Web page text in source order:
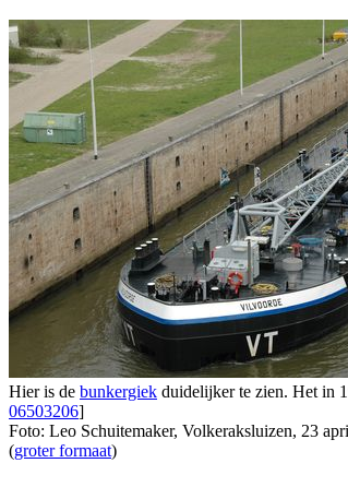
Hier is de bunkergiek duidelijker te zien. Het in
06503206]
Foto: Leo Schuitemaker, Volkeraksluizen, 23
(groter formaat)